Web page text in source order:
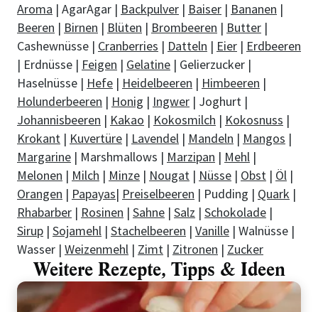
Aroma | AgarAgar | Backpulver | Baiser | Bananen |
Beeren | Birnen | Blüten | Brombeeren | Butter |
Cashewnüsse | Cranberries | Datteln | Eier | Erdbeeren
| Erdnüsse | Feigen | Gelatine | Gelierzucker |
Haselnüsse | Hefe | Heidelbeeren | Himbeeren |
Holunderbeeren | Honig | Ingwer | Joghurt |
Johannisbeeren | Kakao | Kokosmilch | Kokosnuss |
Krokant | Kuvertüre | Lavendel | Mandeln | Mangos |
Margarine | Marshmallows | Marzipan | Mehl |
Melonen | Milch | Minze | Nougat | Nüsse | Obst | Öl |
Orangen | Papayas| Preiselbeeren | Pudding | Quark |
Rhabarber | Rosinen | Sahne | Salz | Schokolade |
Sirup | Sojamehl | Stachelbeeren | Vanille | Walnüsse |
Wasser | Weizenmehl | Zimt | Zitronen | Zucker
Weitere Rezepte, Tipps & Ideen